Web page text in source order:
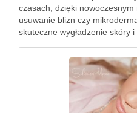
czasach, dzięki
usuwanie blizn czy
skuteczne wygładzenie skóry
odpowiedniej metody może …